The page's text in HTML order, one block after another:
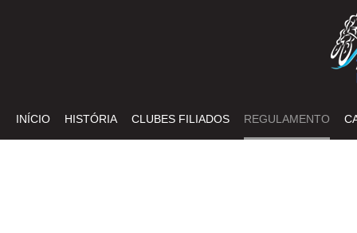
INÍCIO HISTÓRIA CLUBES FILIADOS REGULAMENTO